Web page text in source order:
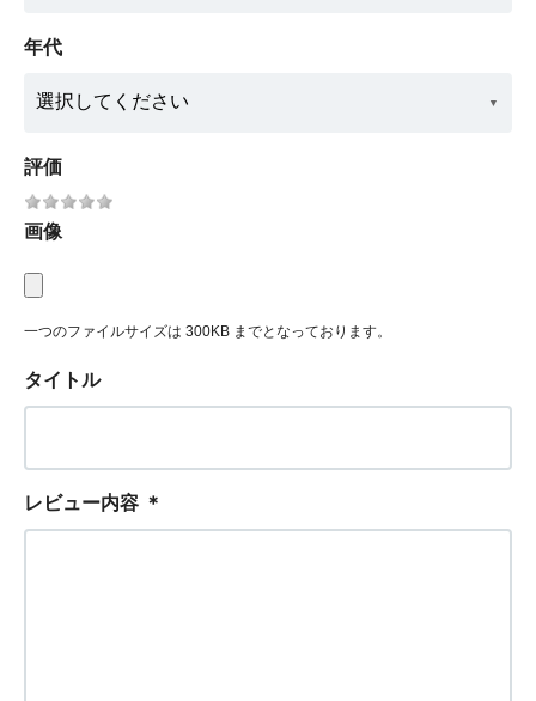
年代
評価
画像
一つのファイルサイズは 300KB までとなっております。
タイトル
レビュー内容 ＊